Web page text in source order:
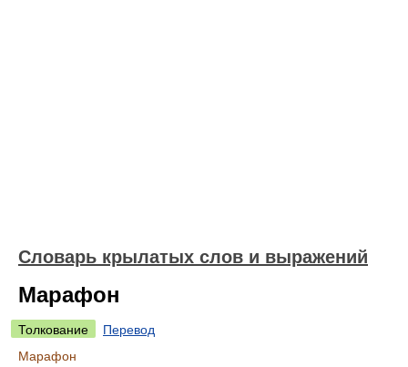
Словарь крылатых слов и выражений
Марафон
Толкование
Перевод
Марафон